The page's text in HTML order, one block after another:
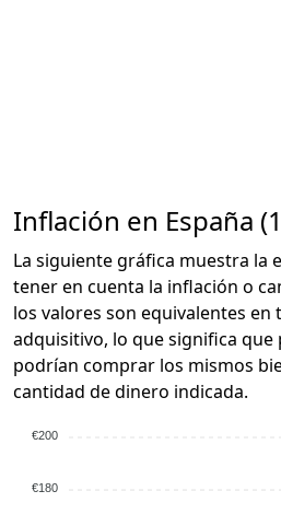
Inflación en España
La siguiente gráfica muestra la
tener en cuenta la inflación o
los valores son equivalentes
adquisitivo, lo que significa que
podrían comprar los mismos
cantidad de dinero indicada.
€200
€180